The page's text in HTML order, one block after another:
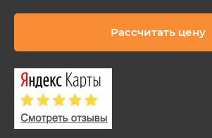
Рассчитать цену